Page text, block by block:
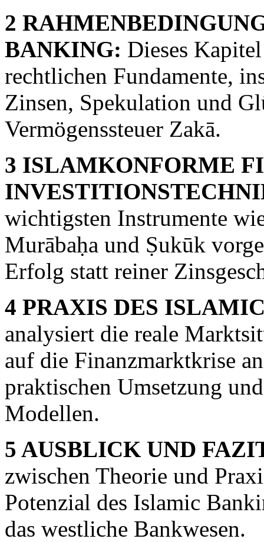
2
BANKING: Dieses
rechtlichen Fundamente,
Zinsen, Spekulation und
Vermögenssteuer Zakā.
3 ISLAMKONFORME
wichtigsten Instrumente
Murābaḥa und Ṣukūk
Erfolg statt reiner
4 PRAXIS DES
analysiert die reale
auf die Finanzmarktkrise
praktischen Umsetzung
Modellen.
5 AUSBLICK UND
zwischen Theorie und
Potenzial des Islamic
das westliche Bankwesen.